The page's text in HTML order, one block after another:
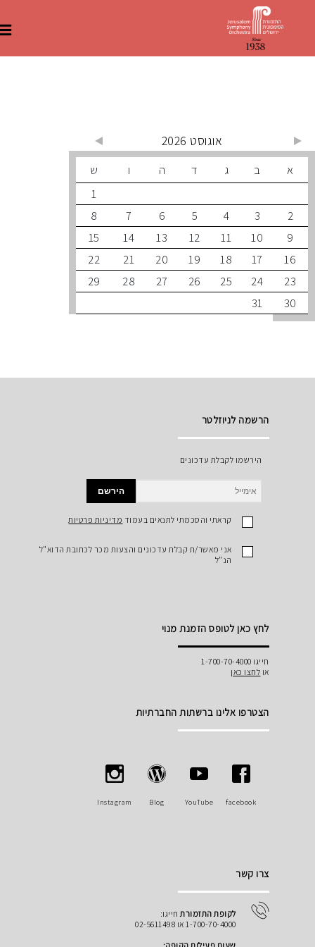
ב ד ה ו
ש
3
5
6
7
8
10
11
12
13
14
15
17
18
19
20
21
22
24
25
26
27
28
29
31
הרשמה לניוזלטר
הירשמו לקבלת עדכונים
קראתי והסכמתי לתנאים בעמודמדיניות פרטיות
אני מאשר/ת קבלת עדכונים והצעות מכר לכתובת הדוא"ל
הנ"ל
לחץ כאן לטופס הזמנת מנוי
לחצו כאן
הצטרפו אלינו ברשתות החברתיות
YouTube
Blog
Instagram
לקופת התזמורתחייגו:
1-700-70-4000 או 02-5611498